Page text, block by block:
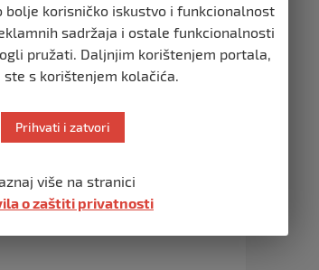
stambene objekte i
bolje korisničko iskustvo i funkcionalnost
sadržaja i ostale funkcionalnosti
pružati. Daljnjim korištenjem portala,
ste s korištenjem kolačića.
Prihvati i zatvori
više na stranici
o zaštiti privatnosti